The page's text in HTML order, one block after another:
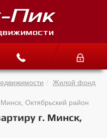
Жилой фонд
Октябрьский район
г. Минск,